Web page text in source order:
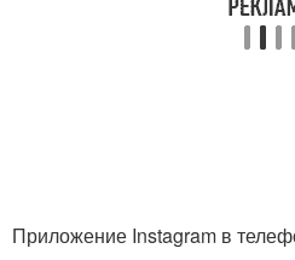
Приложение Instagram в